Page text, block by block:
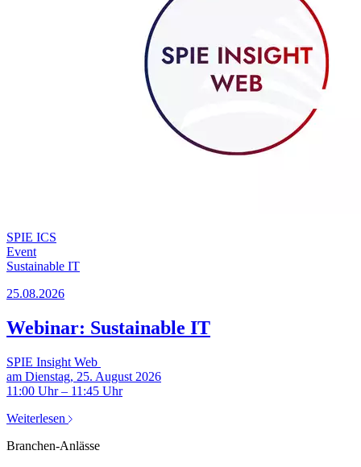
SPIE ICS
Event
Sustainable IT
25.08.2026
Webinar: Sustainable IT
SPIE Insight Web
am Dienstag, 25. August 2026
11:00 Uhr – 11:45 Uhr
Weiterlesen
Branchen-Anlässe